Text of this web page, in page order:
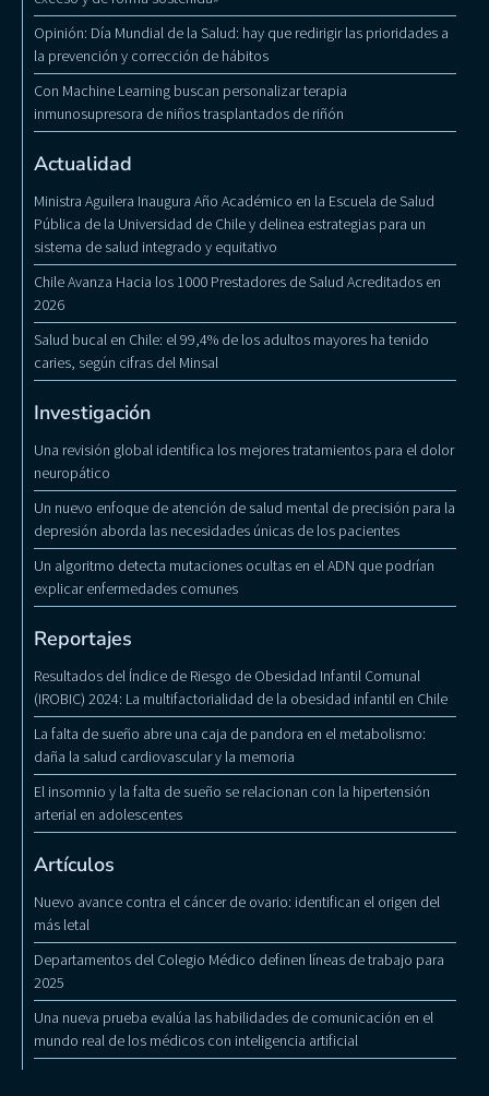
Opinión: Día Mundial de la Salud: hay que redirigir las prioridades a
la prevención y corrección de hábitos
Con Machine Learning buscan personalizar terapia
inmunosupresora de niños trasplantados de riñón
Actualidad
Ministra Aguilera Inaugura Año Académico en la Escuela de Salud
Pública de la Universidad de Chile y delinea estrategias para un
sistema de salud integrado y equitativo
Chile Avanza Hacia los 1000 Prestadores de Salud Acreditados en
2026
Salud bucal en Chile: el 99,4% de los adultos mayores ha tenido
caries, según cifras del Minsal
Investigación
Una revisión global identifica los mejores tratamientos para el dolor
neuropático
Un nuevo enfoque de atención de salud mental de precisión para la
depresión aborda las necesidades únicas de los pacientes
Un algoritmo detecta mutaciones ocultas en el ADN que podrían
explicar enfermedades comunes
Reportajes
Resultados del Índice de Riesgo de Obesidad Infantil Comunal
(IROBIC) 2024: La multifactorialidad de la obesidad infantil en Chile
La falta de sueño abre una caja de pandora en el metabolismo:
daña la salud cardiovascular y la memoria
El insomnio y la falta de sueño se relacionan con la hipertensión
arterial en adolescentes
Artículos
Nuevo avance contra el cáncer de ovario: identifican el origen del
más letal
Departamentos del Colegio Médico definen líneas de trabajo para
2025
Una nueva prueba evalúa las habilidades de comunicación en el
mundo real de los médicos con inteligencia artificial